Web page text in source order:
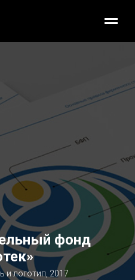
фонд
и логотип, 2017